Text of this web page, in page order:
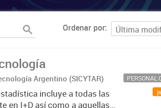
Ordenar por
Argentino (SICYTAR)
incluye a todas las
en I+D así como a aquellas